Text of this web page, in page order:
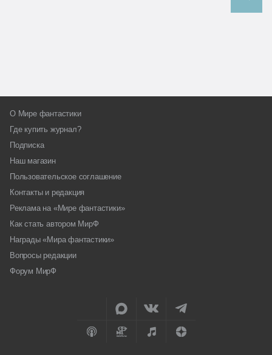
О Мире фантастики
Где купить журнал?
Подписка
Наш магазин
Пользовательское соглашение
Контакты и редакция
Реклама на «Мире фантастики»
Как стать автором МирФ
Награды «Мира фантастики»
Вопросы редакции
Форум МирФ